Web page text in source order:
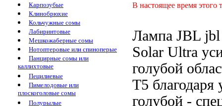
Карпозубые
Клинобрюхие
Кольчужные сомы
Лабиринтовые
Мешкожаберные сомы
Нотоптеровые или спиноперые
Панцирные сомы или
каллихтовые
Пецилиевые
Пимелодовые или
плоскоголовые сомы
Полурылые
В настоящее время этого
Лампа JBL jbl
Solar Ultra
голубой
Т5
голубой -